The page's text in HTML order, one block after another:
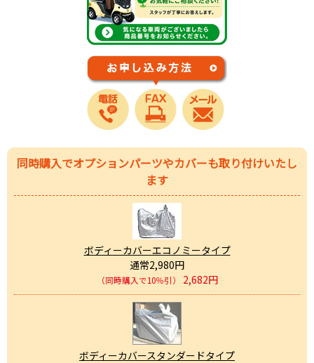
同時購入でオプションパーツやカバーも取り付けいたし
ます
ボディーカバーエコノミータイプ
通常2,980円
（同時購入で10％引） 2,682円
ボディーカバースタンダードタイプ